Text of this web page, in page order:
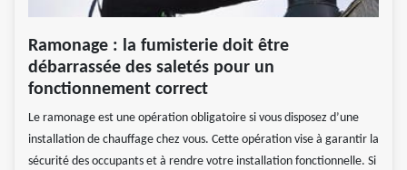
Ramonage : la fumisterie doit être
débarrassée des saletés pour un
fonctionnement correct
Le ramonage est une opération obligatoire si vous disposez d’une
installation de chauffage chez vous. Cette opération vise à garantir la
sécurité des occupants et à rendre votre installation fonctionnelle. Si